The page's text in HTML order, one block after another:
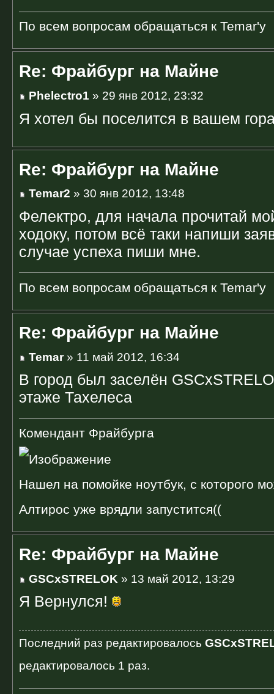
По всем вопросам обращаться к Temar'у
Re: Фрайбург на Майне
Phelectro1 » 29 янв 2012, 23:32
Я хотел бы поселится в вашем
Re: Фрайбург на Майне
Temar2 » 30 янв 2012, 13:48
Фелектро, для начала прочитай
ходоку, потом всё таки напиши
случае успеха пиши мне.
По всем вопросам обращаться к Temar'у
Re: Фрайбург на Майне
Temar» 11 май 2012, 16:34
В город был заселён
этаже Тахелеса
Комендант Фрайбурга
Нашел на помойке ноутбук, с которого
Алтирос уже врядли запустится((
Re: Фрайбург на Майне
GSCxSTRELOK » 13 май 2012, 13:29
Я Вернулся!
Последний раз редактировалось
редактировалось 1 раз.